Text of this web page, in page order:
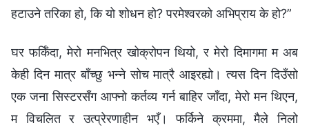
हटाउने तरिका हो, कि यो शोधन हो? परमेश्‍वरको अभिप्राय के हो?”
घर फर्किँदा, मेरो मनभित्र खोक्रोपन थियो, र मेरो दिमागमा म अब
केही दिन मात्र बाँच्छु भन्‍ने सोच मात्रै आइरह्यो। त्यस दिन दिउँसो
एक जना सिस्टरसँग आफ्नो कर्तव्य गर्न बाहिर जाँदा, मेरो मन थिएन,
म विचलित र उत्प्रेरणाहीन भएँ। फर्किने क्रममा, मैले निलो